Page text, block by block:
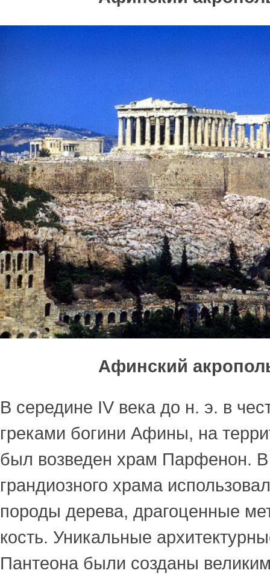
Афинский
В середине IV века до н. э. в
греками богини Афины, на
был возведен храм Парфенон. В
грандиозного храма
породы дерева, драгоценные
кость. Уникальные
Пантеона были созданы